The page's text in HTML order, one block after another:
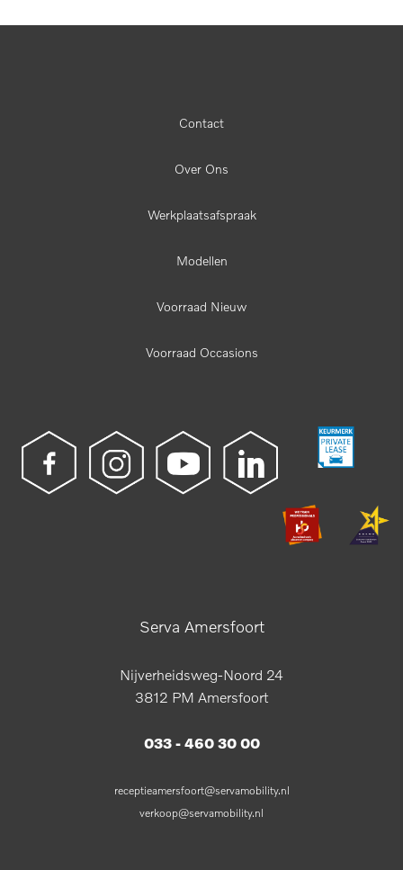
Contact
Over Ons
Werkplaatsafspraak
Modellen
Voorraad Nieuw
Voorraad Occasions
Serva Amersfoort
Nijverheidsweg-Noord 24
3812 PM Amersfoort
033 - 460 30 00
receptieamersfoort@servamobility.nl
verkoop@servamobility.nl